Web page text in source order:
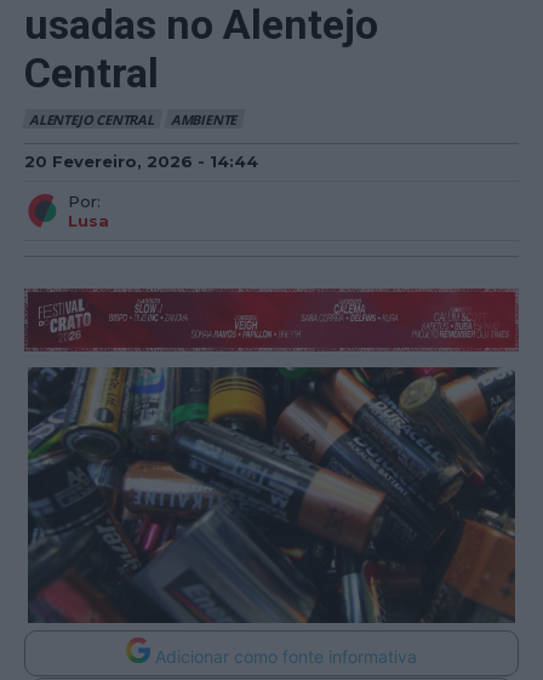
usadas no Alentejo
Central
ALENTEJO CENTRAL AMBIENTE
20 Fevereiro, 2026 - 14:44
Por:
Lusa
Adicionar como fonte informativa